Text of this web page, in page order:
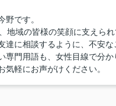
野です。
地域の皆様の笑顔に支えら
達に相談するように、不安
専門用語も、女性目線で分
気軽にお声がけください。